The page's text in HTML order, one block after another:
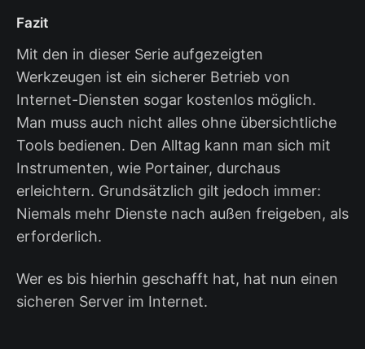
Fazit
Mit den in dieser Serie aufgezeigten
Werkzeugen ist ein sicherer Betrieb von
Internet-Diensten sogar kostenlos möglich.
Man muss auch nicht alles ohne übersichtliche
Tools bedienen. Den Alltag kann man sich mit
Instrumenten, wie Portainer, durchaus
erleichtern. Grundsätzlich gilt jedoch immer:
Niemals mehr Dienste nach außen freigeben, als
erforderlich.
Wer es bis hierhin geschafft hat, hat nun einen
sicheren Server im Internet.